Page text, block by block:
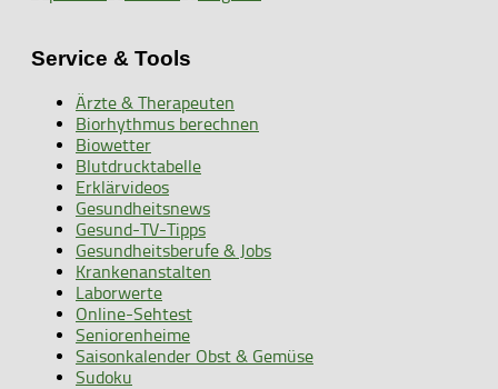
Service & Tools
Ärzte & Therapeuten
Biorhythmus berechnen
Biowetter
Blutdrucktabelle
Erklärvideos
Gesundheitsnews
Gesund-TV-Tipps
Gesundheitsberufe & Jobs
Krankenanstalten
Laborwerte
Online-Sehtest
Seniorenheime
Saisonkalender Obst & Gemüse
Sudoku